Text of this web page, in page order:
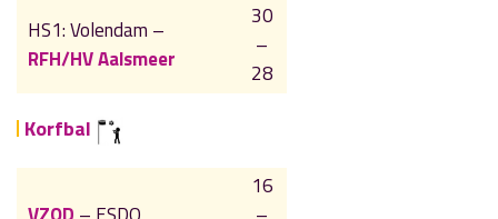
HS1: Volendam –
RFH/HV Aalsmeer
30
–
28
Korfbal
16